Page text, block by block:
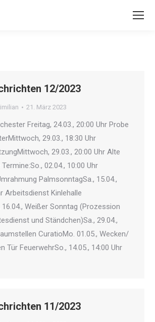
12/2023
21. März 2023
Freitag, 24.03., 20:00 Uhr Probe
29.03., 18:30 Uhr
29.03., 20:00 Uhr Alte
02.04., 10:00 Uhr
PalmsonntagSa., 15.04.,
Arbeitsdienst Kinlehalle
Weißer Sonntag (Prozession
und Ständchen)Sa., 29.04.,
CuratioMo. 01.05., Wecken/
Tür FeuerwehrSo., 14.05., 14:00 Uhr
11/2023